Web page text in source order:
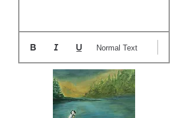
Normal Text